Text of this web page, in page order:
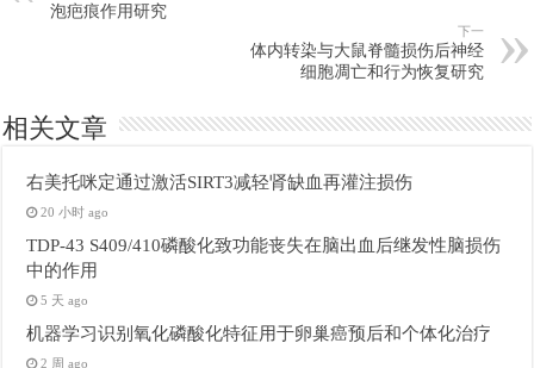
泡疤痕作用研究
下一
体内转染与大鼠脊髓损伤后神经
细胞凋亡和行为恢复研究
相关文章
右美托咪定通过激活SIRT3减轻肾缺血再灌注损伤
20 小时 ago
TDP-43 S409/410磷酸化致功能丧失在脑出血后继发性脑损伤
中的作用
5 天 ago
机器学习识别氧化磷酸化特征用于卵巢癌预后和个体化治疗
2 周 ago